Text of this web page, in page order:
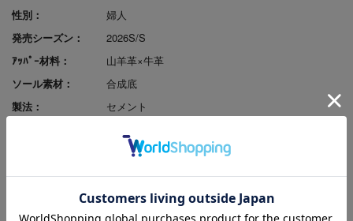
性別：
婦人
発売シーズン：
2026S/S
ｱｯﾊﾟｰ材料：
山羊革×牛革
ソール素材：
合成底
製法：
セメント
バングラデシュ
足入れ感（幅）：
EEE
レビューポイント付
与：
可